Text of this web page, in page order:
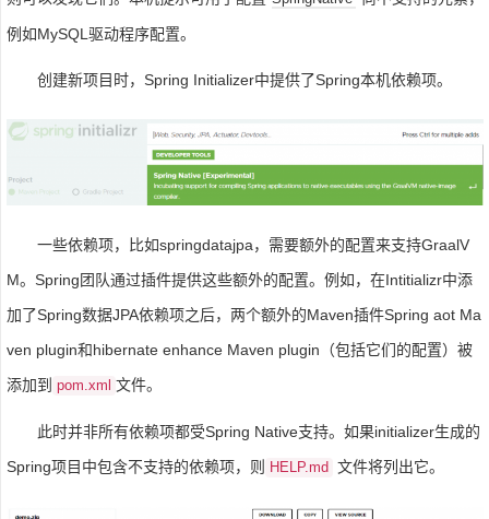
例如MySQL驱动程序配置。
创建新项目时，Spring Initializer中提供了Spring本机依赖项。
一些依赖项，比如springdatajpa，需要额外的配置来支持GraalV
M。Spring团队通过插件提供这些额外的配置。例如，在Intitializr中添
加了Spring数据JPA依赖项之后，两个额外的Maven插件Spring aot Ma
ven plugin和hibernate enhance Maven plugin（包括它们的配置）被
添加到 pom.xml 文件。
此时并非所有依赖项都受Spring Native支持。如果initializer生成的
Spring项目中包含不支持的依赖项，则
HELP.md 文件将列出它。